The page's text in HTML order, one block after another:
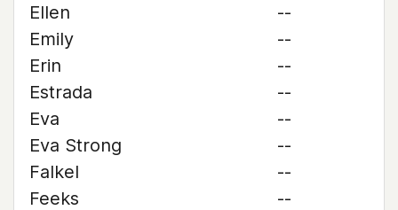
Ellen
--
Emily
--
Erin
--
Estrada
--
Eva
--
Eva Strong
--
Falkel
--
Feeks
--